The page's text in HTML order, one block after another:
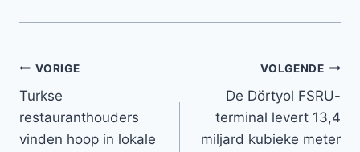
Bericht
navigatie
VORIGE
Turkse
restauranthouders
vinden hoop in lokale
VOLGENDE
De Dörtyol FSRU-
terminal levert 13,4
miljard kubieke meter